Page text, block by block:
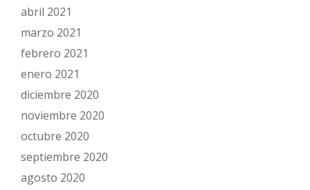
abril 2021
marzo 2021
febrero 2021
enero 2021
diciembre 2020
noviembre 2020
octubre 2020
septiembre 2020
agosto 2020